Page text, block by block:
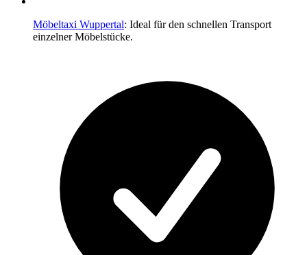
Möbeltaxi Wuppertal: Ideal für den schnellen Transport
einzelner Möbelstücke.